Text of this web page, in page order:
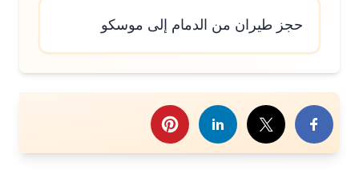
حجز طيران من الدمام إلى موسكو
هذا الموضوع